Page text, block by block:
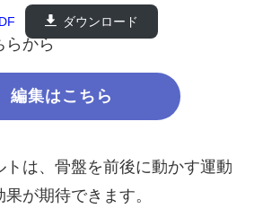
ダウンロード
らから
編集はこちら
トは、骨盤を前後に動かす運動
が期待できます。